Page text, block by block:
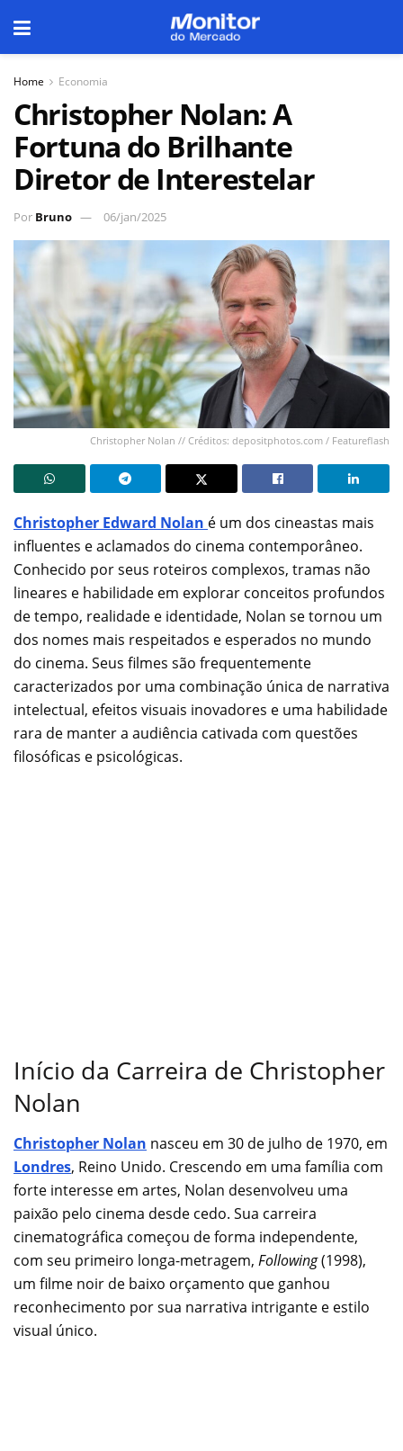
Home Economia
Christopher Nolan: A
Fortuna do Brilhante
Diretor de Interestelar
Por Bruno 06/jan/2025
Christopher Nolan // Créditos: depositphotos.com / Featureflash
Christopher Edward Nolan é um dos cineastas mais
influentes e aclamados do cinema contemporâneo.
Conhecido por seus roteiros complexos, tramas não
lineares e habilidade em explorar conceitos profundos
de tempo, realidade e identidade, Nolan se tornou um
dos nomes mais respeitados e esperados no mundo
do cinema. Seus filmes são frequentemente
caracterizados por uma combinação única de narrativa
intelectual, efeitos visuais inovadores e uma habilidade
rara de manter a audiência cativada com questões
filosóficas e psicológicas.
Início da Carreira de Christopher
Nolan
Christopher Nolan nasceu em 30 de julho de 1970, em
Londres, Reino Unido. Crescendo em uma família com
forte interesse em artes, Nolan desenvolveu uma
paixão pelo cinema desde cedo. Sua carreira
cinematográfica começou de forma independente,
com seu primeiro longa-metragem, Following(1998),
um filme noir de baixo orçamento que ganhou
reconhecimento por sua narrativa intrigante e estilo
visual único.